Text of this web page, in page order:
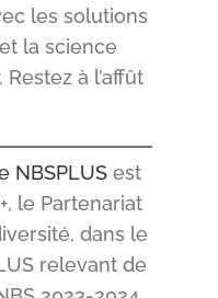
les solutions
la science
à l’affût
NBSPLUS est
le Partenariat
dans le
relevant de